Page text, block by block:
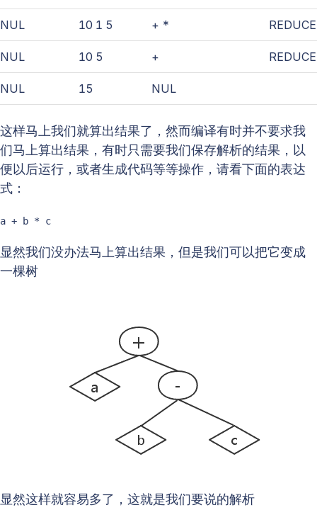
NUL 10 1 5 + * REDUCE
NUL 10 5 + REDUCE
NUL 15 NUL
这样马上我们就算出结果了，然而编译有时并不要求我
们马上算出结果，有时只需要我们保存解析的结果，以
便以后运行，或者生成代码等等操作，请看下面的表达
式：
a + b * c
显然我们没办法马上算出结果，但是我们可以把它变成
一棵树
显然这样就容易多了，这就是我们要说的解析